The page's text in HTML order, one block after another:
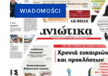
WIADOMOŚCI